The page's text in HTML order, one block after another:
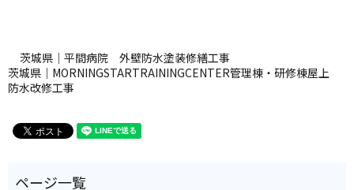
茨城県｜平間病院 外壁防水塗装修繕工事
茨城県｜MORNINGSTARTRAININGCENTER管理棟・研修棟屋上
防水改修工事